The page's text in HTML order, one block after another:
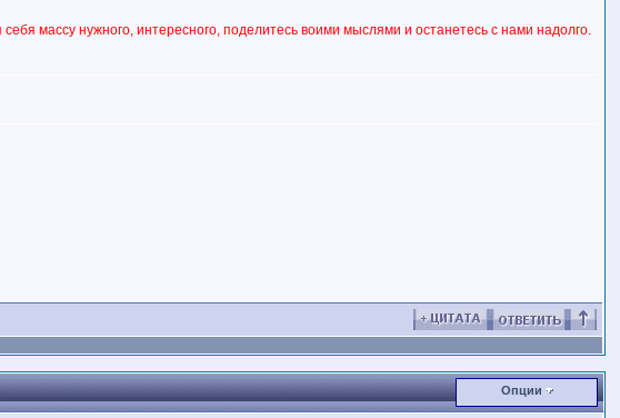
массу нужного, интересного, поделитесь воими мыслями и останетесь с нами надолго.
Опции